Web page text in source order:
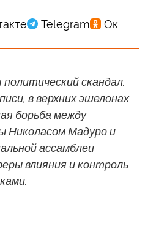
политический скандал.
в верхних эшелонах
борьба между
Николасом Мадуро и
ассамблеи
влияния и контроль